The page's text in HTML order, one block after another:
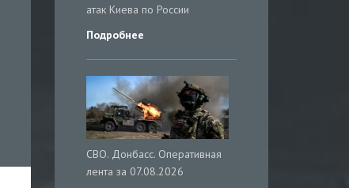
атак Киева по России
Подробнее
СВО. Донбасс. Оперативная
лента за 07.08.2026